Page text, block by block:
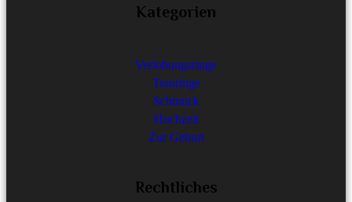
Kategorien
Verlobungsringe
Trauringe
Schmuck
Hochzeit
Zur Geburt
Rechtliches